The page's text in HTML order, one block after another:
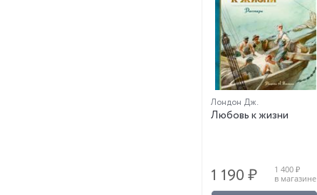
Лондон Дж.
Любовь к жизни
1 190 ₽
1 400 ₽
в магазине